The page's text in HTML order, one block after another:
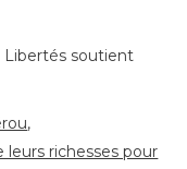
Libertés soutient
,
leurs richesses pour